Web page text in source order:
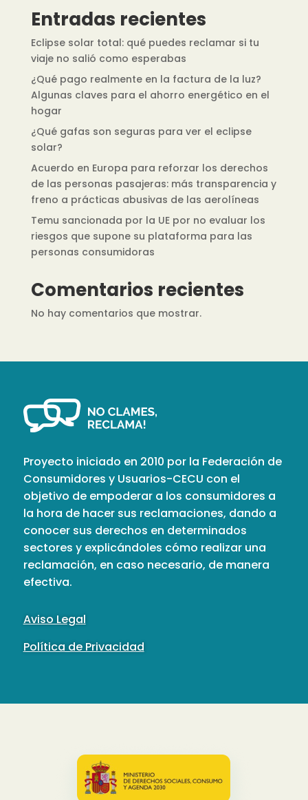
Entradas recientes
Eclipse solar total: qué puedes reclamar si tu
viaje no salió como esperabas
¿Qué pago realmente en la factura de la luz?
Algunas claves para el ahorro energético en el
hogar
¿Qué gafas son seguras para ver el eclipse
solar?
Acuerdo en Europa para reforzar los derechos
de las personas pasajeras: más transparencia y
freno a prácticas abusivas de las aerolíneas
Temu sancionada por la UE por no evaluar los
riesgos que supone su plataforma para las
personas consumidoras
Comentarios recientes
No hay comentarios que mostrar.
Proyecto iniciado en 2010 por la Federación de
Consumidores y Usuarios-CECU con el
objetivo de empoderar a los consumidores a
la hora de hacer sus reclamaciones, dando a
conocer sus derechos en determinados
sectores y explicándoles cómo realizar una
reclamación, en caso necesario, de manera
efectiva.
Aviso Legal
Política de Privacidad